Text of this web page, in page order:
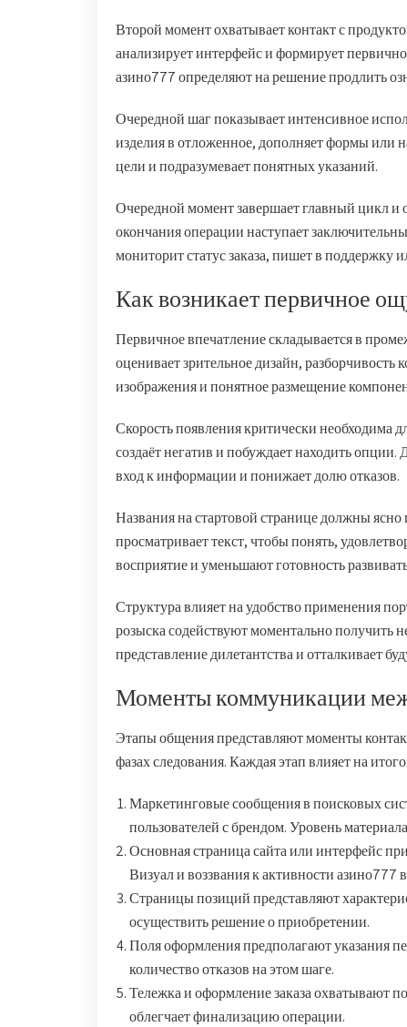
Второй момент охватывает контакт с
анализирует интерфейс и формирует
азино777 определяют на решение продлить
Очередной шаг показывает интенсивное
изделия в отложенное, дополняет формы или
цели и подразумевает понятных указаний.
Очередной момент завершает главный цикл и
окончания операции наступает
мониторит статус заказа, пишет в поддержку
Как возникает первичное
Первичное впечатление складывается в
оценивает зрительное дизайн,
изображения и понятное размещение
Скорость появления критически необходима
создаёт негатив и побуждает находить
вход к информации и понижает долю отказов.
Названия на стартовой странице должны
просматривает текст, чтобы понять,
восприятие и уменьшают готовность
Структура влияет на удобство применения
розыска содействуют моментально
представление дилетантства и отталкивает
Моменты коммуникации
Этапы общения представляют моменты
фазах следования. Каждая этап влияет на
Маркетинговые сообщения в поисковых
пользователей с брендом. Уровень
Основная страница сайта или интерфейс
Визуал и воззвания к активности
Страницы позиций представляют
осуществить решение о приобретении.
Поля оформления предполагают указания
количество отказов на этом шаге.
Тележка и оформление заказа охватывают
облегчает финализацию операции.